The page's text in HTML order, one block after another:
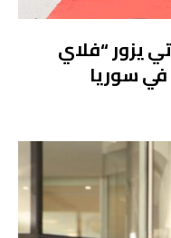
يزور “فلاي
في سوريا